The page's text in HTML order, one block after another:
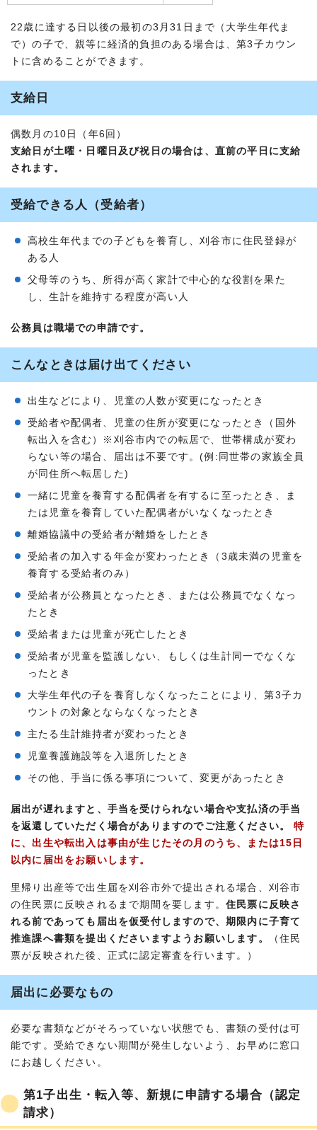
22歳に達する日以後の最初の3月31日まで（大学生年代ま
で）の子で、親等に経済的負担のある場合は、第3子カウン
トに含めることができます。
支給日
偶数月の10日（年6回）
支給日が土曜・日曜日及び祝日の場合は、直前の平日に支給
されます。
受給できる人（受給者）
高校生年代までの子どもを養育し、刈谷市に住民登録が
ある人
父母等のうち、所得が高く家計で中心的な役割を果た
し、生計を維持する程度が高い人
公務員は職場での申請です。
こんなときは届け出てください
出生などにより、児童の人数が変更になったとき
受給者や配偶者、児童の住所が変更になったとき（国外
転出入を含む）※刈谷市内での転居で、世帯構成が変わ
らない等の場合、届出は不要です。(例:同世帯の家族全員
が同住所へ転居した)
一緒に児童を養育する配偶者を有するに至ったとき、ま
たは児童を養育していた配偶者がいなくなったとき
離婚協議中の受給者が離婚をしたとき
受給者の加入する年金が変わったとき（3歳未満の児童を
養育する受給者のみ）
受給者が公務員となったとき、または公務員でなくなっ
たとき
受給者または児童が死亡したとき
受給者が児童を監護しない、もしくは生計同一でなくな
ったとき
大学生年代の子を養育しなくなったことにより、第3子カ
ウントの対象とならなくなったとき
主たる生計維持者が変わったとき
児童養護施設等を入退所したとき
その他、手当に係る事項について、変更があったとき
届出が遅れますと、手当を受けられない場合や支払済の手当
を返還していただく場合がありますのでご注意ください。
特
に、出生や転出入は事由が生じたその月のうち、または15日
以内に届出をお願いします。
里帰り出産等で出生届を刈谷市外で提出される場合、刈谷市
の住民票に反映されるまで期間を要します。 住民票に反映さ
れる前であっても届出を仮受付しますので、期限内に子育て
推進課へ書類を提出くださいますようお願いします。
（住民
票が反映された後、正式に認定審査を行います。）
届出に必要なもの
必要な書類などがそろっていない状態でも、書類の受付は可
能です。受給できない期間が発生しないよう、お早めに窓口
にお越しください。
第1子出生・転入等、新規に申請する場合（認定
請求）